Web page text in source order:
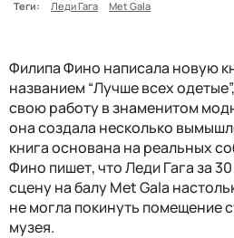
Теги:
Леди Гага Met Gala
Филипа Фино написала новую
названием “Лучше всех
свою работу в знаменитом
она создала несколько
книга основана на реальных
Фино пишет, что Леди Гага за
сцену на балу Met Gala
не могла покинуть помещение
музея.